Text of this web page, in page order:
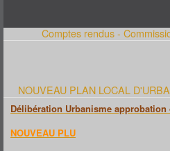
Comptes rendus -
NOUVEAU PLAN LOCAL
Délibération Urbanisme approbation
NOUVEAU PLU